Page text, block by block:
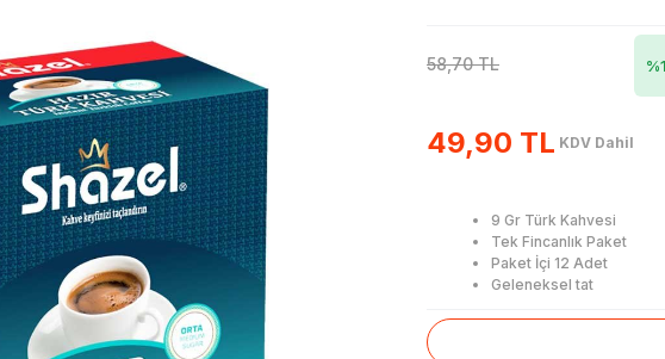
58,70 TL
49,90 TL KDV Dahil
%
9 Gr Türk Kahvesi
Tek Fincanlık Paket
Paket İçi 12 Adet
Geleneksel tat